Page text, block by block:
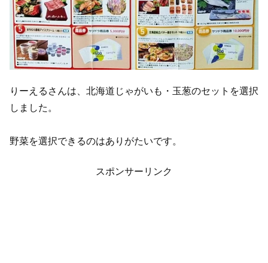
りーえるさんは、北海道じゃがいも・玉葱のセットを選択
しました。
野菜を選択できるのはありがたいです。
スポンサーリンク